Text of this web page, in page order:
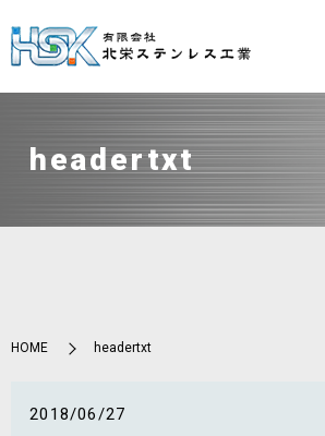
headertxt
HOME headertxt
2018/06/27